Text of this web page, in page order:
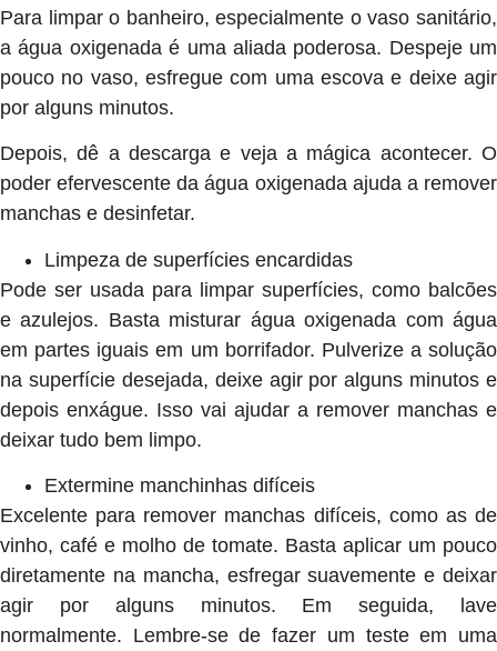
Para limpar o banheiro, especialmente o vaso sanitário,
a água oxigenada é uma aliada poderosa. Despeje um
pouco no vaso, esfregue com uma escova e deixe agir
por alguns minutos.
Depois, dê a descarga e veja a mágica acontecer. O
poder efervescente da água oxigenada ajuda a remover
manchas e desinfetar.
Limpeza de superfícies encardidas
Pode ser usada para limpar superfícies, como balcões
e azulejos. Basta misturar água oxigenada com água
em partes iguais em um borrifador. Pulverize a solução
na superfície desejada, deixe agir por alguns minutos e
depois enxágue. Isso vai ajudar a remover manchas e
deixar tudo bem limpo.
Extermine manchinhas difíceis
Excelente para remover manchas difíceis, como as de
vinho, café e molho de tomate. Basta aplicar um pouco
diretamente na mancha, esfregar suavemente e deixar
agir por alguns minutos. Em seguida, lave
normalmente. Lembre-se de fazer um teste em uma